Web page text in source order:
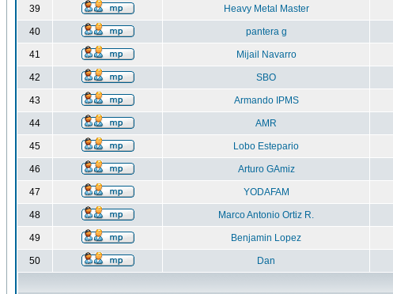
39 Heavy Metal Master
40 pantera g
41 Mijail Navarro
42 SBO
43 Armando IPMS
44 AMR
45 Lobo Estepario
46 Arturo GAmiz
47 YODAFAM
48 Marco Antonio Ortiz R.
49 Benjamin Lopez
50 Dan